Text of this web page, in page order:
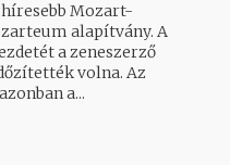
Mozart-
alapítvány. A
a zeneszerző
volna. Az
a...